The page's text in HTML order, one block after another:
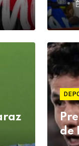
de